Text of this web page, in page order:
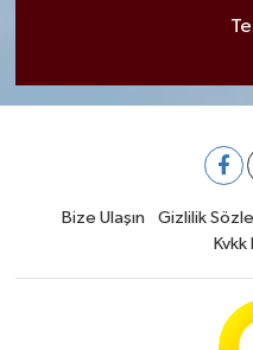
Bize Ulaşın Gizlilik
Kvkk